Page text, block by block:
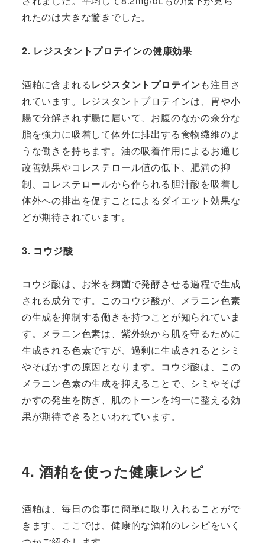
れたのは大きな驚きでした。
2. レジスタントプロテインの健康効果
酒粕に含まれるレジスタントプロテインも注目さ
れています。レジスタントプロテインは、胃や小
腸で分解されず腸に届いて、お腹のなかの余分な
脂を強力に吸着して体外に排出する食物繊維のよ
うな働きを持ちます。油の吸着作用によるお通じ
改善効果やコレステロール値の低下、肥満の抑
制、コレステロールから作られる胆汁酸を吸着し
体外への排出を促すことによるダイエット効果な
どが期待されています。
3. コウジ酸
コウジ酸は、お米を麹菌で発酵させる過程で生成
される成分です。このコウジ酸が、メラニン色素
の生成を抑制する働きを持つことが知られていま
す。メラニン色素は、紫外線から肌を守るために
生成される色素ですが、過剰に生成されるとシミ
やそばかすの原因となります。コウジ酸は、この
メラニン色素の生成を抑えることで、シミやそば
かすの発生を防ぎ、肌のトーンを均一に整える効
果が期待できるといわれています。
4. 酒粕を使った健康レシピ
酒粕は、毎日の食事に簡単に取り入れることがで
きます。ここでは、健康的な酒粕のレシピをいく